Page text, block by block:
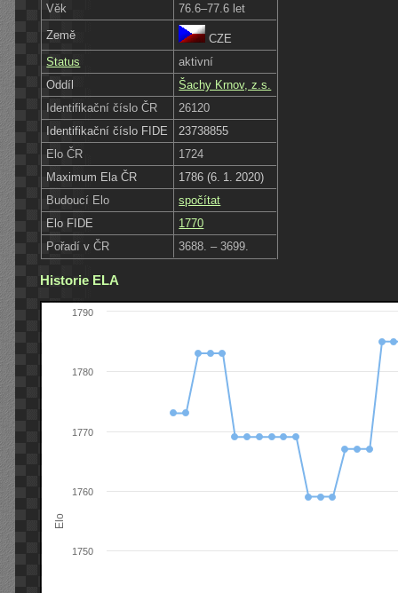
Věk
76.6–77.6 let
Země
CZE
Status
aktivní
Oddíl
Šachy Krnov, z.s.
Identifikační číslo ČR
26120
Identifikační číslo FIDE
23738855
Elo ČR
1724
Maximum Ela ČR
1786 (6. 1. 2020)
Budoucí Elo
spočítat
Elo FIDE
1770
Pořadí v ČR
3688. – 3699.
Historie ELA
Elo
1750
1760
1770
1780
1790